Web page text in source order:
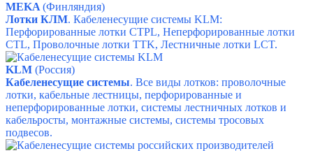
MEKA(Финляндия)
Лотки КЛМ. Кабеленесущие системы KLM:
Перфорированные лотки CTPL, Неперфорированные лотки
CTL, Проволочные лотки TTK, Лестничные лотки LCT.
KLM (Россия)
Кабеленесущие системы. Все виды лотков: проволочные
лотки, кабельные лестницы, перфорированные и
неперфорированные лотки, системы лестничных лотков и
кабельросты, монтажные системы, системы тросовых
подвесов.